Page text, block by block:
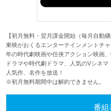
【初月無料・翌月課金開始（毎月自動継
東映がおくるエンターテインメントチ
年の時代劇映画や任侠アクション映画
ドラマや時代劇ドラマ、人気のVシネ
人気作、名作を放送！
※初月無料期間中は解約できません。
番組